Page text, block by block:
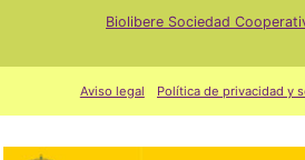
Biolibere Sociedad
Aviso legal Política de privacidad y